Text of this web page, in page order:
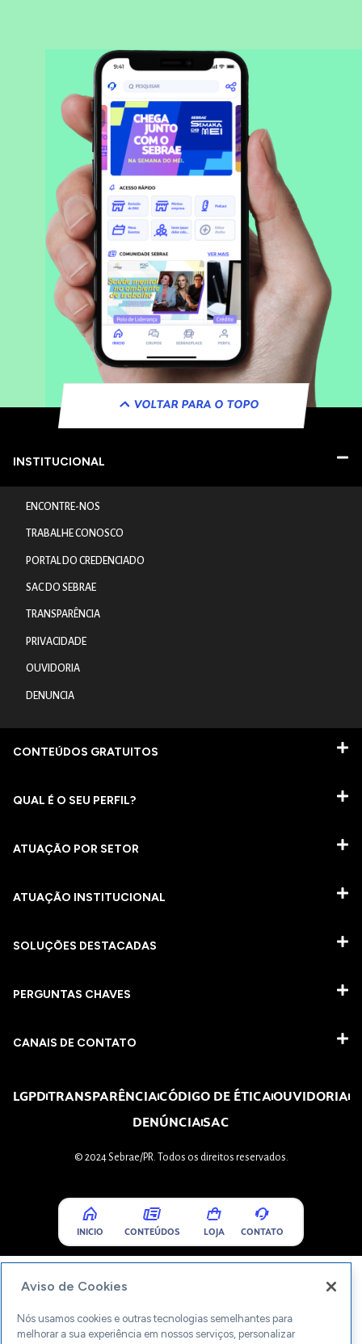
VOLTAR PARA O TOPO
INSTITUCIONAL
ENCONTRE-NOS
TRABALHE CONOSCO
PORTAL DO CREDENCIADO
SAC DO SEBRAE
TRANSPARÊNCIA
PRIVACIDADE
OUVIDORIA
DENUNCIA
CONTEÚDOS GRATUITOS
QUAL É O SEU PERFIL?
ATUAÇÃO POR SETOR
ATUAÇÃO INSTITUCIONAL
SOLUÇÕES DESTACADAS
PERGUNTAS CHAVES​
CANAIS DE CONTATO
LGPDTRANSPARÊNCIACÓDIGO DE ÉTICAOUVIDORIA
DENÚNCIASAC
© 2024 Sebrae/PR. Todos os direitos reservados.
INICIO CONTEÚDOS LOJA CONTATO
Aviso de Cookies
Nós usamos cookies e outras tecnologias semelhantes para
melhorar a sua experiência em nossos serviços, personalizar